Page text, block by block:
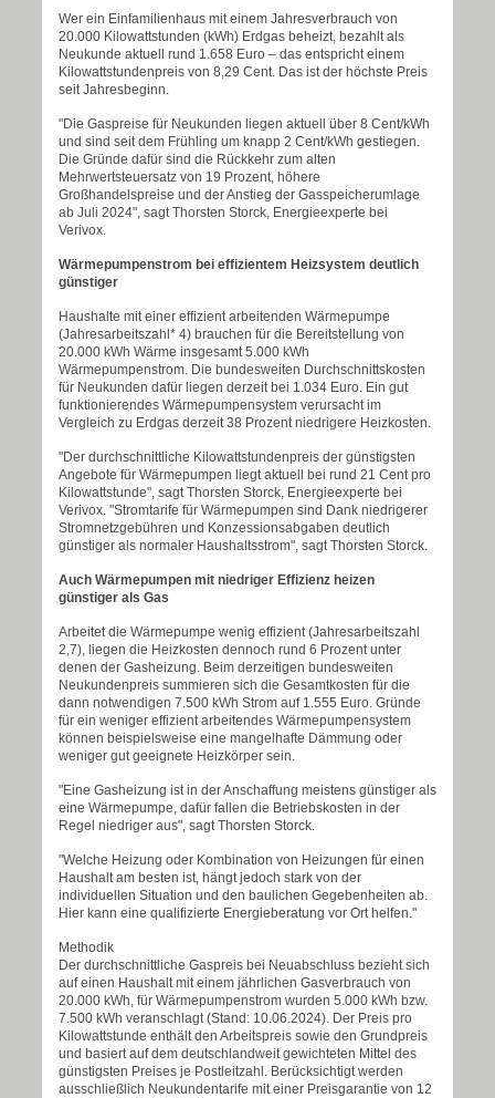
Wer ein Einfamilienhaus mit einem Jahresverbrauch von
20.000 Kilowattstunden (kWh) Erdgas beheizt, bezahlt als
Neukunde aktuell rund 1.658 Euro – das entspricht einem
Kilowattstundenpreis von 8,29 Cent. Das ist der höchste Preis
seit Jahresbeginn.
"Die Gaspreise für Neukunden liegen aktuell über 8 Cent/kWh
und sind seit dem Frühling um knapp 2 Cent/kWh gestiegen.
Die Gründe dafür sind die Rückkehr zum alten
Mehrwertsteuersatz von 19 Prozent, höhere
Großhandelspreise und der Anstieg der Gasspeicherumlage
ab Juli 2024", sagt Thorsten Storck, Energieexperte bei
Verivox.
Wärmepumpenstrom bei effizientem Heizsystem deutlich
günstiger
Haushalte mit einer effizient arbeitenden Wärmepumpe
(Jahresarbeitszahl* 4) brauchen für die Bereitstellung von
20.000 kWh Wärme insgesamt 5.000 kWh
Wärmepumpenstrom. Die bundesweiten Durchschnittskosten
für Neukunden dafür liegen derzeit bei 1.034 Euro. Ein gut
funktionierendes Wärmepumpensystem verursacht im
Vergleich zu Erdgas derzeit 38 Prozent niedrigere Heizkosten.
"Der durchschnittliche Kilowattstundenpreis der günstigsten
Angebote für Wärmepumpen liegt aktuell bei rund 21 Cent pro
Kilowattstunde", sagt Thorsten Storck, Energieexperte bei
Verivox. "Stromtarife für Wärmepumpen sind Dank niedrigerer
Stromnetzgebühren und Konzessionsabgaben deutlich
günstiger als normaler Haushaltsstrom", sagt Thorsten Storck.
Auch Wärmepumpen mit niedriger Effizienz heizen
günstiger als Gas
Arbeitet die Wärmepumpe wenig effizient (Jahresarbeitszahl
2,7), liegen die Heizkosten dennoch rund 6 Prozent unter
denen der Gasheizung. Beim derzeitigen bundesweiten
Neukundenpreis summieren sich die Gesamtkosten für die
dann notwendigen 7.500 kWh Strom auf 1.555 Euro. Gründe
für ein weniger effizient arbeitendes Wärmepumpensystem
können beispielsweise eine mangelhafte Dämmung oder
weniger gut geeignete Heizkörper sein.
"Eine Gasheizung ist in der Anschaffung meistens günstiger als
eine Wärmepumpe, dafür fallen die Betriebskosten in der
Regel niedriger aus", sagt Thorsten Storck.
"Welche Heizung oder Kombination von Heizungen für einen
Haushalt am besten ist, hängt jedoch stark von der
individuellen Situation und den baulichen Gegebenheiten ab.
Hier kann eine qualifizierte Energieberatung vor Ort helfen."
Methodik
Der durchschnittliche Gaspreis bei Neuabschluss bezieht sich
auf einen Haushalt mit einem jährlichen Gasverbrauch von
20.000 kWh, für Wärmepumpenstrom wurden 5.000 kWh bzw.
7.500 kWh veranschlagt (Stand: 10.06.2024). Der Preis pro
Kilowattstunde enthält den Arbeitspreis sowie den Grundpreis
und basiert auf dem deutschlandweit gewichteten Mittel des
günstigsten Preises je Postleitzahl. Berücksichtigt werden
ausschließlich Neukundentarife mit einer Preisgarantie von 12